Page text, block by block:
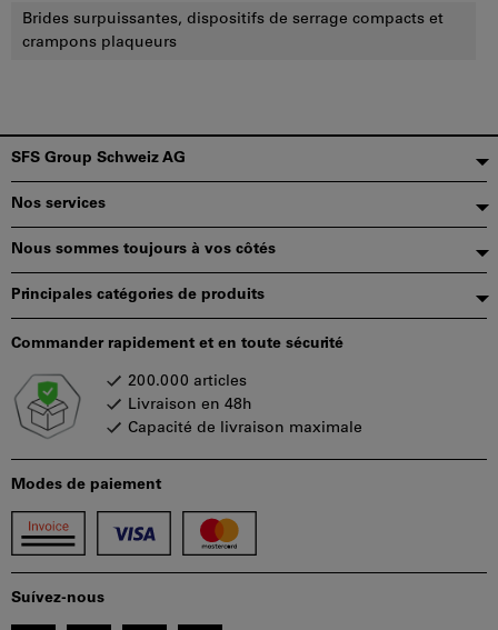
Brides surpuissantes, dispositifs de serrage compacts et
crampons plaqueurs
Pied
de
page
SFS Group Schweiz AG
Nos services
Nous sommes toujours à vos côtés
Principales catégories de produits
Suívez-nous
Modes de paiement
Commander rapidement et en toute sécurité
200.000 articles
Livraison en 48h
Capacité de livraison maximale